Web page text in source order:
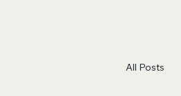
All Posts